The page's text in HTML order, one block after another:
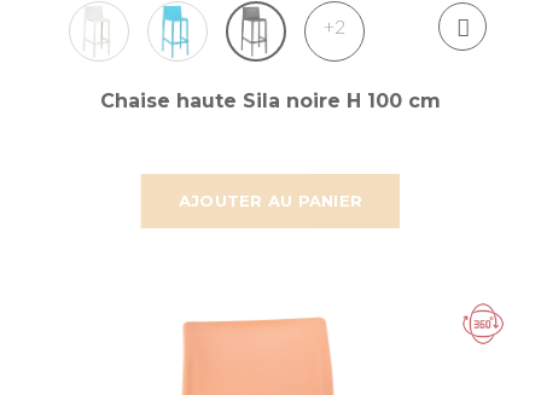
AJOUTER AU PANIER
+2
Chaise haute Sila noire H 100 cm